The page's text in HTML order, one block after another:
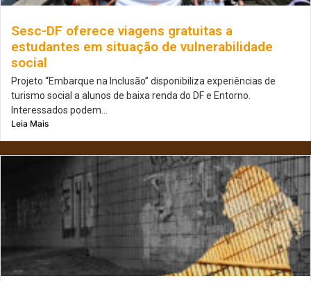
Sesc-DF oferece viagens gratuitas a
estudantes em situação de vulnerabilidade
social
Projeto “Embarque na Inclusão” disponibiliza experiências de
turismo social a alunos de baixa renda do DF e Entorno.
Interessados podem...
Leia Mais